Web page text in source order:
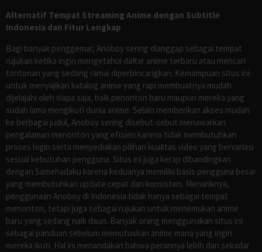
Alternatif Tempat Streaming Anime dengan Subtitle
Indonesia dan Fitur Lengkap
Bagi banyak penggemar, Anoboy sering dianggap sebagai tempat
rujukan ketika ingin mengetahui daftar anime terbaru atau mencari
tontonan yang sedang ramai diperbincangkan. Kemampuan situs ini
untuk menyajikan katalog anime yang rapi membuatnya mudah
dijelajahi oleh siapa saja, baik penonton baru maupun mereka yang
sudah lama mengikuti dunia anime. Selain memberikan akses mudah
ke berbagai judul, Anoboy sering disebut-sebut menawarkan
pengalaman menonton yang efisien karena tidak membutuhkan
proses login serta menyediakan pilihan kualitas video yang bervariasi
sesuai kebutuhan pengguna. Situs ini juga kerap dibandingkan
dengan Samehadaku karena keduanya memiliki basis pengguna besar
yang membutuhkan update cepat dan konsisten. Menariknya,
penggunaan Anoboy di Indonesia tidak hanya sebagai tempat
menonton, tetapi juga sebagai rujukan untuk menemukan anime
baru yang sedang naik daun. Banyak orang menggunakan situs ini
sebagai panduan sebelum memutuskan anime mana yang ingin
mereka ikuti. Hal ini menandakan bahwa perannya lebih dari sekadar